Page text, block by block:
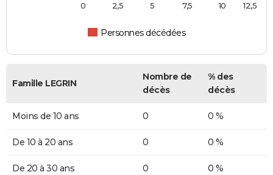
Personnes décédées
0 10
2,5 5 7,5 12,5
Famille LEGRIN
Nombre de
décès
% des
décès
Moins de 10 ans 0 0 %
De 10 à 20 ans 0 0 %
De 20 à 30 ans 0 0 %